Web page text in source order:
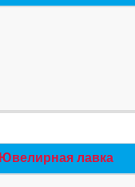
Ювелирная лавка